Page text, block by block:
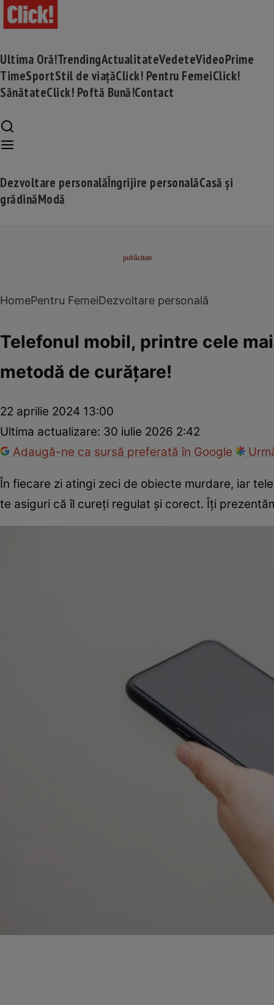
Ultima Oră!TrendingActualitateVedeteVideoPrime
TimeSportStil de viațăClick! Pentru FemeiClick!
SănătateClick! Poftă Bună!Contact
Dezvoltare personalăÎngrijire personalăCasă și
grădinăModă
HomePentru FemeiDezvoltare personală
Telefonul mobil, printre cele
metodă de curățare!
22 aprilie 2024 13:00
Ultima actualizare: 30 iulie 2026 2:42
Adaugă-ne ca sursă preferată în Google
În fiecare zi atingi zeci de obiecte murdare, iar
te asiguri că îl cureți regulat și corect. Îți